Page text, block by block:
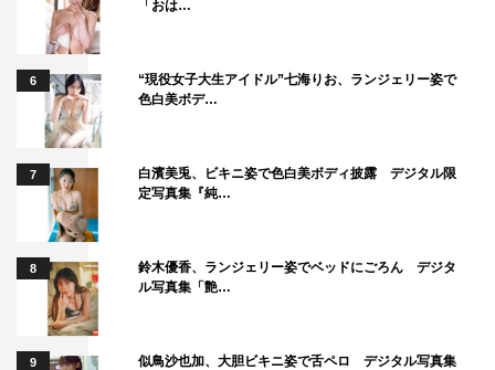
「おは…
6
“現役女子大生アイドル”七海りお、ランジェリー姿で
色白美ボデ…
7
白濱美兎、ビキニ姿で色白美ボディ披露 デジタル限
定写真集『純…
8
鈴木優香、ランジェリー姿でベッドにごろん デジタ
ル写真集「艶…
9
似鳥沙也加、大胆ビキニ姿で舌ペロ デジタル写真集